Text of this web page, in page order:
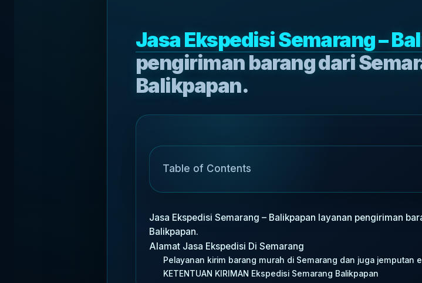
Jasa Ekspedisi Semarang –
pengiriman barang dari
Balikpapan.
Table of Contents
Jasa Ekspedisi Semarang – Balikpapan layanan pengiriman
Balikpapan.
Alamat Jasa Ekspedisi Di Semarang
Pelayanan kirim barang murah di Semarang dan juga jemputan
KETENTUAN KIRIMAN Ekspedisi Semarang Balikpapan